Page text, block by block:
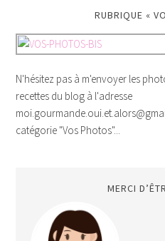
RUBRIQUE «
N'hésitez pas à m'envoyer les
recettes du blog à l'adresse
catégorie "Vos Photos"...
MERCI